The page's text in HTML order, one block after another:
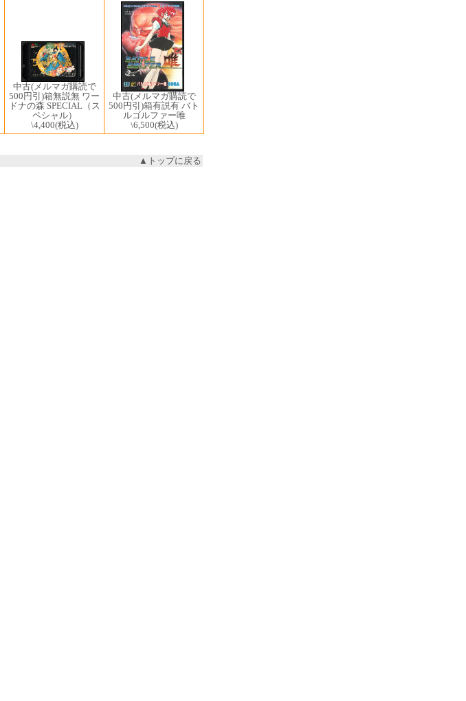
中古(メルマガ購読で
500円引)箱無説無 ワー
ドナの森 SPECIAL（ス
ペシャル）
\4,400(税込)
中古(メルマガ購読で
500円引)箱有説有 バト
ルゴルファー唯
\6,500(税込)
▲トップに戻る